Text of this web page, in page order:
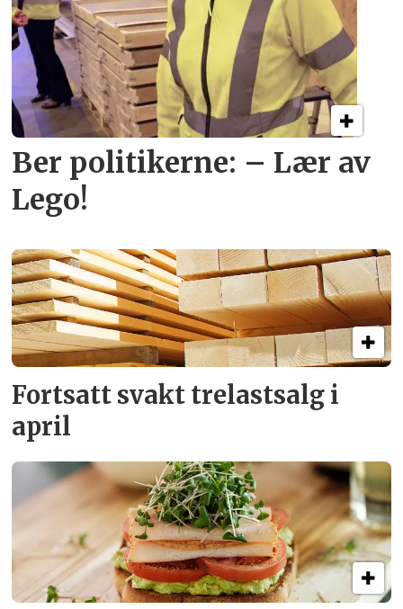
Ber politikerne: – Lær av
Lego!
Fortsatt svakt trelastsalg i
april